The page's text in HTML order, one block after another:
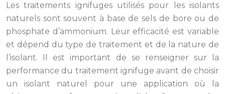
Les traitements ignifuges utilisés pour les isolants
naturels sont souvent à base de sels de bore ou de
phosphate d’ammonium. Leur efficacité est variable
et dépend du type de traitement et de la nature de
l’isolant. Il est important de se renseigner sur la
performance du traitement ignifuge avant de choisir
un isolant naturel pour une application où la